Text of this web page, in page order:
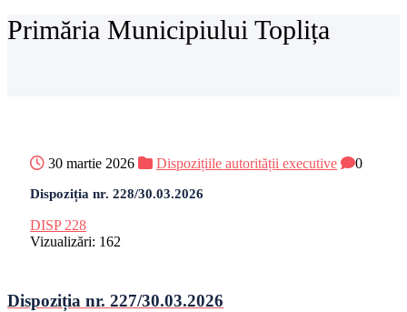
Primăria Municipiului Toplița
30 martie 2026 Dispozițiile autorității executive 0
Dispoziția nr. 228/30.03.2026
DISP 228
Vizualizări: 162
Dispoziția nr. 227/30.03.2026